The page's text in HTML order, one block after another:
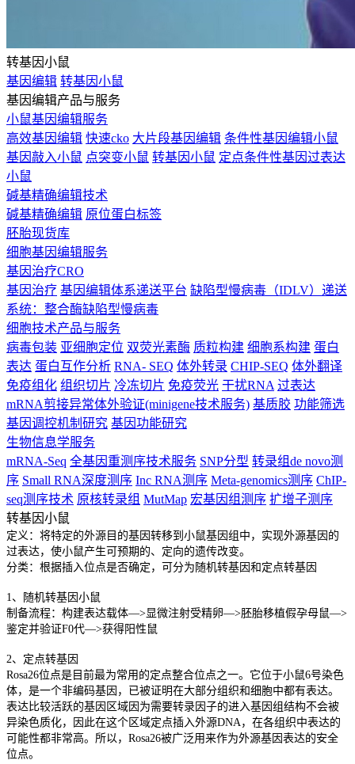
转基因小鼠
基因编辑 转基因小鼠
基因编辑产品与服务
小鼠基因编辑服务
高效基因编辑 快速cko 大片段基因编辑 条件性基因编辑小鼠
基因敲入小鼠 点突变小鼠 转基因小鼠 定点条件性基因过表达
小鼠
碱基精确编辑技术
碱基精确编辑 原位蛋白标签
胚胎现货库
细胞基因编辑服务
基因治疗CRO
基因治疗 基因编辑体系递送平台 缺陷型慢病毒（IDLV）递送
系统：整合酶缺陷型慢病毒
细胞技术产品与服务
病毒包装 亚细胞定位 双荧光素酶 质粒构建 细胞系构建 蛋白
表达 蛋白互作分析 RNA- SEQ 体外转录 CHIP-SEQ 体外翻译
免疫组化 组织切片 冷冻切片 免疫荧光 干扰RNA 过表达
mRNA剪接异常体外验证(minigene技术服务) 基质胶 功能筛选
基因调控机制研究 基因功能研究
生物信息学服务
mRNA-Seq 全基因重测序技术服务 SNP分型 转录组de novo测
序 Small RNA深度测序 Inc RNA测序 Meta-genomics测序 ChIP-
seq测序技术 原核转录组 MutMap 宏基因组测序 扩增子测序
转基因小鼠
定义：将特定的外源目的基因转移到小鼠基因组中，实现外源基因的
过表达，使小鼠产生可预期的、定向的遗传改变。
分类：根据插入位点是否确定，可分为随机转基因和定点转基因
1、随机转基因小鼠
制备流程：构建表达载体—>显微注射受精卵—>胚胎移植假孕母鼠—>
鉴定并验证F0代—>获得阳性鼠
2、定点转基因
Rosa26位点是目前最为常用的定点整合位点之一。它位于小鼠6号染色
体，是一个非编码基因，已被证明在大部分组织和细胞中都有表达。
表达比较活跃的基因区域因为需要转录因子的进入基因组结构不会被
异染色质化，因此在这个区域定点插入外源DNA，在各组织中表达的
可能性都非常高。所以，Rosa26被广泛用来作为外源基因表达的安全
位点。